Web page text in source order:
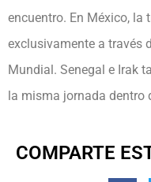
encuentro. En México,
exclusivamente a través
Mundial. Senegal e Irak
la misma jornada dentro
COMPARTE